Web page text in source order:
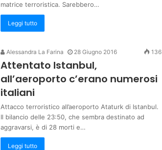
matrice terroristica. Sarebbero…
Leggi tutto
Alessandra La Farina 28 Giugno 2016 136
Attentato Istanbul,
all’aeroporto c’erano numerosi
italiani
Attacco terroristico all’aeroporto Ataturk di Istanbul.
Il bilancio delle 23:50, che sembra destinato ad
aggravarsi, è di 28 morti e…
Leggi tutto